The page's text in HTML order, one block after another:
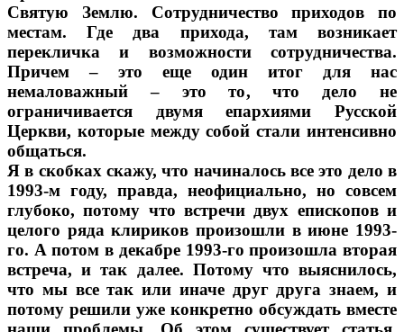
Святую Землю. Сотрудничество приходов по
местам. Где два прихода, там возникает
перекличка и возможности сотрудничества.
Причем – это еще один итог для нас
немаловажный – это то, что дело не
ограничивается двумя епархиями Русской
Церкви, которые между собой стали интенсивно
общаться.
Я в скобках скажу, что начиналось все это дело в
1993-м году, правда, неофициально, но совсем
глубоко, потому что встречи двух епископов и
целого ряда клириков произошли в июне 1993-
го. А потом в декабре 1993-го произошла вторая
встреча, и так далее. Потому что выяснилось,
что мы все так или иначе друг друга знаем, и
потому решили уже конкретно обсуждать вместе